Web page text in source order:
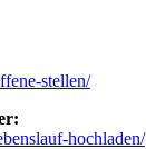
stellen/
hochladen/